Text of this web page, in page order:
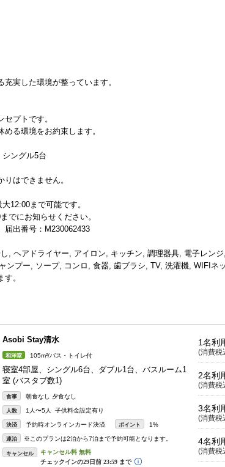
実した環境が整っています。
プトです。
る環境をお約束します。
ングル5台
はできません。
12:00まで可能です。
でにお知らせください。
届出番号：M230062433
, ヘアドライヤー, アイロン, キッチン, 調理器具, 電子レン
ンプー, ソープ, コンロ, 食器, 歯ブラシ, TV, 洗濯機, WIFIネ
。
Asobi Stay清水
和洋室 105m²/バス・トイレ付
寝室4部屋、シングル6台、ダブル1台、バスルーム1
室 (バスタブ数1)
食事 朝食なし 夕食なし
人数 1人〜5人 子供料金設定有り
決済 予約時オンラインカード決済 ポイント 1%
連泊 ※このプランは2泊から7泊まで予約可能となります。
キャンセル
1名利
(消費税
2名利
(消費税
3名利
(消費税
4名利
(消費税